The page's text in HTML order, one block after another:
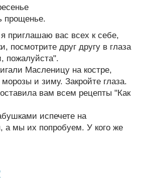
прощенье.
приглашаю вас всех к себе,
посмотрите друг другу в глаза
пожалуйста".
Масленицу на костре,
и зиму. Закройте глаза.
вам всем рецепты "Как
испечете на
а мы их попробуем. У кого же